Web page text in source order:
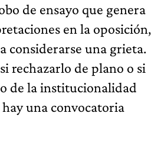
de ensayo que genera
en la oposición,
considerarse una grieta.
rechazarlo de plano o si
de la institucionalidad
una convocatoria